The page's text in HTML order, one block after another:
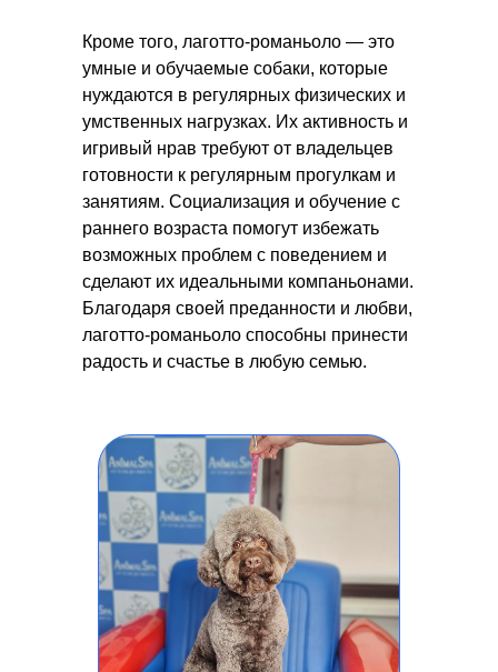
Кроме того, лаготто-романьоло — это
умные и обучаемые собаки, которые
нуждаются в регулярных физических и
умственных нагрузках. Их активность и
игривый нрав требуют от владельцев
готовности к регулярным прогулкам и
занятиям. Социализация и обучение с
раннего возраста помогут избежать
возможных проблем с поведением и
сделают их идеальными компаньонами.
Благодаря своей преданности и любви,
лаготто-романьоло способны принести
радость и счастье в любую семью.